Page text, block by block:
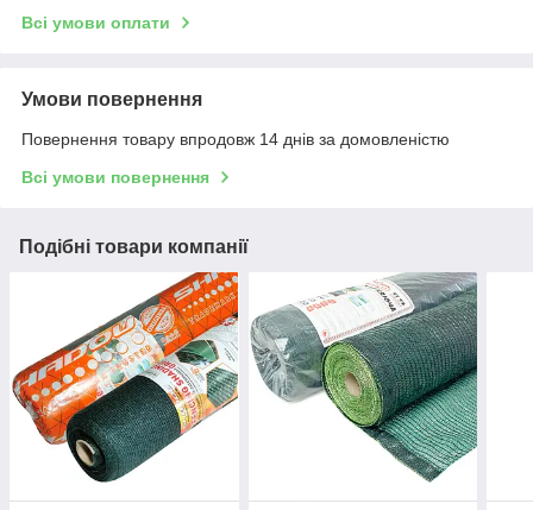
Всі умови оплати
Умови повернення
Повернення товару впродовж 14 днів за домовленістю
Всі умови повернення
Подібні товари компанії